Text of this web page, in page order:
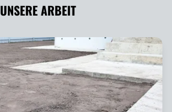
UNSERE ARBEIT